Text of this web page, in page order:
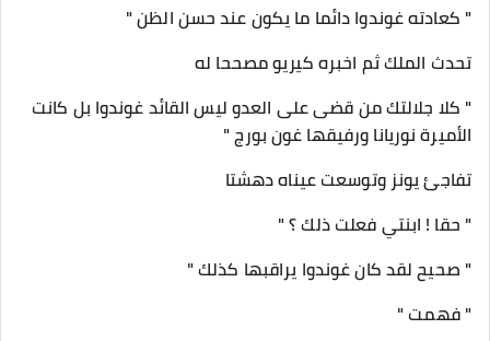
" كعادته غوندوا دائما ما يكون عند حسن الظن "
تحدث الملك ثم اخبره كيريو مصححا له
" كلا جلالتك من قضى على العدو ليس القائد غوندوا بل كانت
الأميرة نوريانا ورفيقها غون بورج "
تفاجئ يونز وتوسعت عيناه دهشتا
" حقا ! ابنتي فعلت ذلك ؟ "
" صحيح لقد كان غوندوا يراقبها كذلك "
" فهمت "